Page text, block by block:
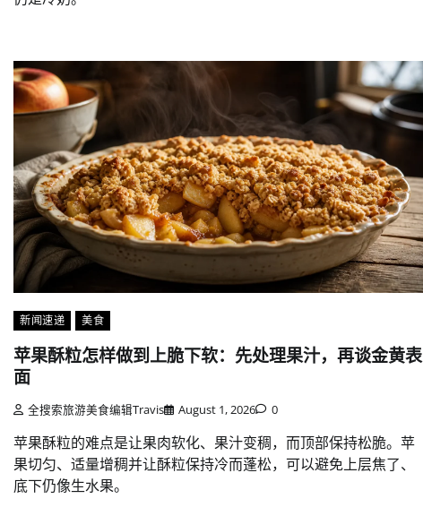
新闻速递 美食
苹果酥粒怎样做到上脆下软：先处理果汁，再谈金黄表
面
全搜索旅游美食编辑Travis August 1, 2026 0
苹果酥粒的难点是让果肉软化、果汁变稠，而顶部保持松脆。苹
果切匀、适量增稠并让酥粒保持冷而蓬松，可以避免上层焦了、
底下仍像生水果。